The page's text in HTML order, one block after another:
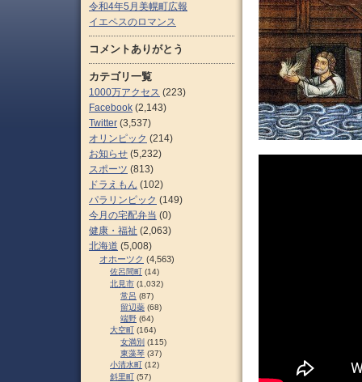
令和4年5月美幌町広報
イエペスのロマンス
コメントありがとう
カテゴリ一覧
1000万アクセス (223)
Facebook (2,143)
Twitter (3,537)
オリンピック (214)
お知らせ (5,232)
スポーツ (813)
ドラえもん (102)
パラリンピック (149)
今月の宅配弁当 (0)
健康・福祉 (2,063)
北海道 (5,008)
オホーツク (4,563)
佐呂間町 (14)
北見市 (1,032)
常呂 (87)
留辺蘂 (68)
端野 (64)
大空町 (164)
女満別 (115)
東藻琴 (37)
小清水町 (12)
斜里町 (57)